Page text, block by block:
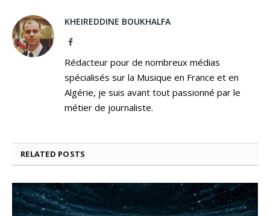
KHEIREDDINE BOUKHALFA
Facebook
Rédacteur pour de nombreux médias
spécialisés sur la Musique en France et en
Algérie, je suis avant tout passionné par le
métier de journaliste.
RELATED POSTS